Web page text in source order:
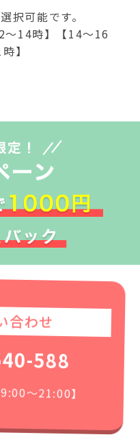
択可能です。
～14時】【14～16
】
合わせ
588
〜21:00】